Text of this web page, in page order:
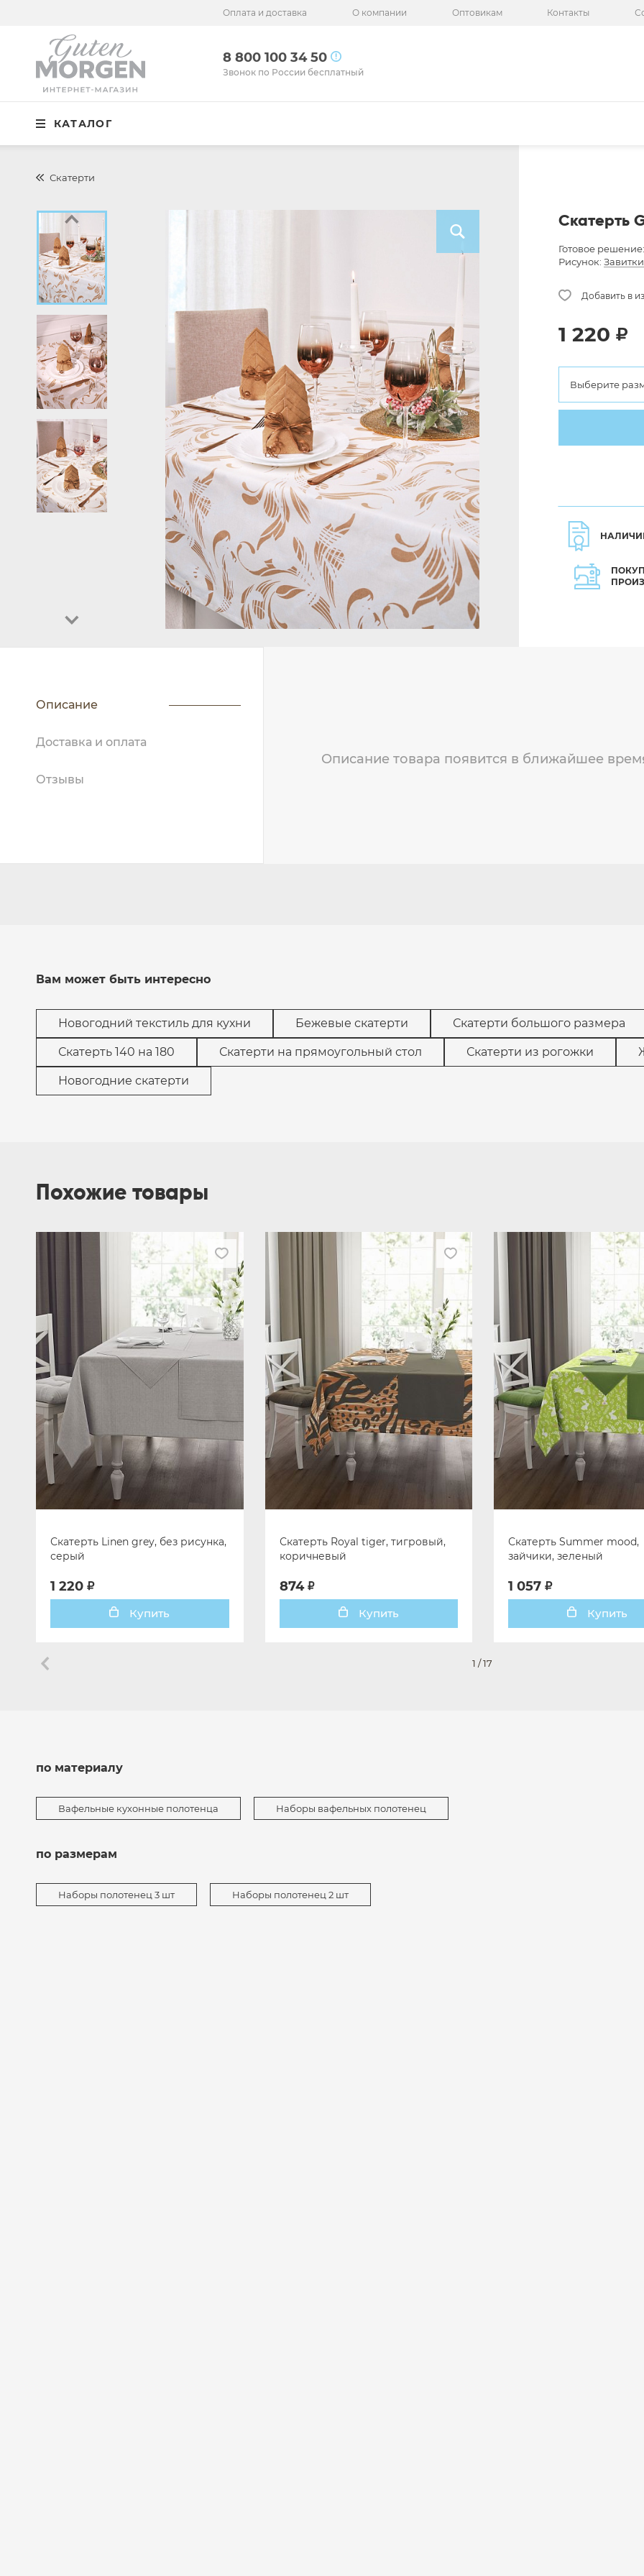
Оплата и доставка О компании Оптовикам Контакты
8 800 100 34 50
Звонок по России бесплатный
КАТАЛОГ
8 800 100 34 50
Звонок по России бесплатный
Спальня
Кухня
Ванная
Готовые решения
Распродажа
Скатерти
Скатерть
Готовое
Рисунок: Завитки
1 220
Выберите
Описание
Доставка и оплата
Отзывы
Описание товара появится в ближайшее
Вам может быть интересно
Новогодний текстиль для кухни Бежевые скатерти Скатерти большого размера
Скатерть 140 на 180 Скатерти на прямоугольный стол Скатерти из рогожки
Новогодние скатерти
Похожие товары
Скатерть Linen grey, без рисунка,
серый
1 220
Купить
Скатерть Royal tiger, тигровый,
коричневый
874
Купить
Скатерть Summer mood,
зайчики, зеленый
1 057
Купить
1 /17
по материалу
Вафельные кухонные полотенца Наборы вафельных полотенец
по размерам
Наборы полотенец 3 шт Наборы полотенец 2 шт